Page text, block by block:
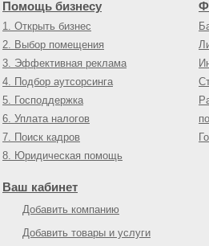
Помощь бизнесу
1. Открыть бизнес
2. Выбор помещения
3. Эффективная реклама
4. Подбор аутсорсинга
5. Господдержка
6. Уплата налогов
7. Поиск кадров
8. Юридическая помощь
Ваш кабинет
Добавить компанию
Добавить товары и услуги